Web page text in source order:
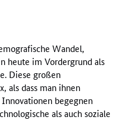
Wandel,
heute im Vordergrund als
Diese großen
als dass man ihnen
begegnen
als auch soziale